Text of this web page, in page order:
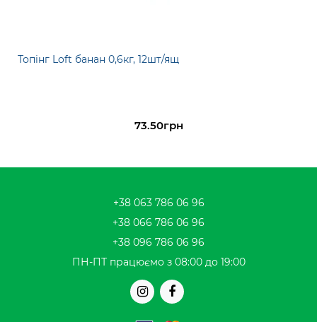
Топінг Loft банан 0,6кг, 12шт/ящ
73.50грн
+38 063 786 06 96
+38 066 786 06 96
+38 096 786 06 96
ПН-ПТ працюємо з 08:00 до 19:00